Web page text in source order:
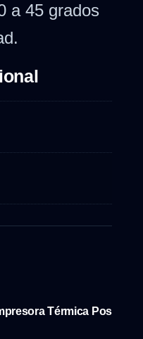
a 45 grados
Térmica Pos